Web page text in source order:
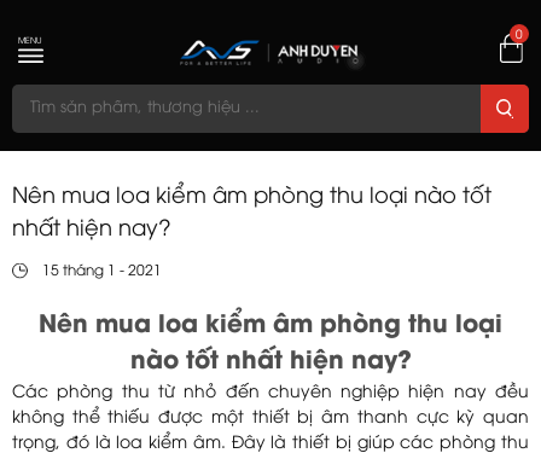
0
MENU
Nên mua loa kiểm âm phòng thu loại nào tốt
nhất hiện nay?
15 tháng 1 - 2021
Nên mua loa kiểm âm phòng thu loại
nào tốt nhất hiện nay?
Các phòng thu từ nhỏ đến chuyên nghiệp hiện nay đều
không thể thiếu được một thiết bị âm thanh cực kỳ quan
trọng, đó là loa kiểm âm. Đây là thiết bị giúp các phòng thu